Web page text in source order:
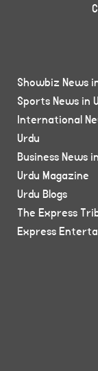
Showbiz News
Sports News in
International
Urdu
Business News
Urdu Magazine
Urdu Blogs
The Express
Express